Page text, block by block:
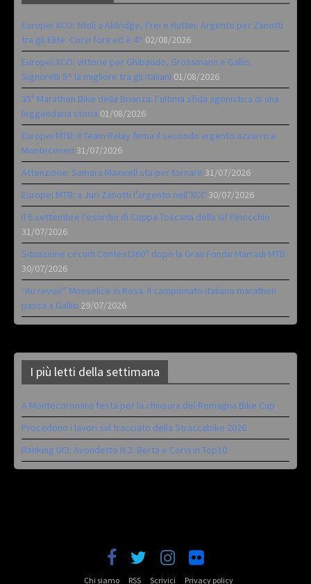
Europei XCO: titoli a Aldridge, Frei e Hutter. Argento per Zanotti
tra gli Elite. Corvi fora ed è 4^ 02/08/2026
Europei XCO: vittorie per Ghibaudo, Grossmann e Gallis.
Signorelli 5^ la migliore tra gli italiani 01/08/2026
35ª Marathon Bike della Brianza: l’ultima sfida agonistica di una
leggendaria storia 01/08/2026
Europei MTB: il Team Relay firma il secondo argento azzurro a
Monteceneri 31/07/2026
Attenzione: Samara Maxwell sta per tornare 31/07/2026
Europei MTB: a Juri Zanotti l’argento nell’XCC 30/07/2026
Il 6 settembre l’esordio di Coppa Toscana della Gf Pinocchio
31/07/2026
Situazione circuiti Contest360° dopo la Gran Fondo Marradi MTB
30/07/2026
“Au revoir” Monselice in Rosa. Il campionato italiano marathon
passa a Gallio 29/07/2026
I più letti della settimana
A Montecoronaro festa per la chiusura del Romagna Bike Cup
Procedono i lavori sul tracciato della Straccabike 2026
Ranking UCI: Avondetto N.2. Berta e Corvi in Top10
Chi siamo RSS Scrivici Privacy policy